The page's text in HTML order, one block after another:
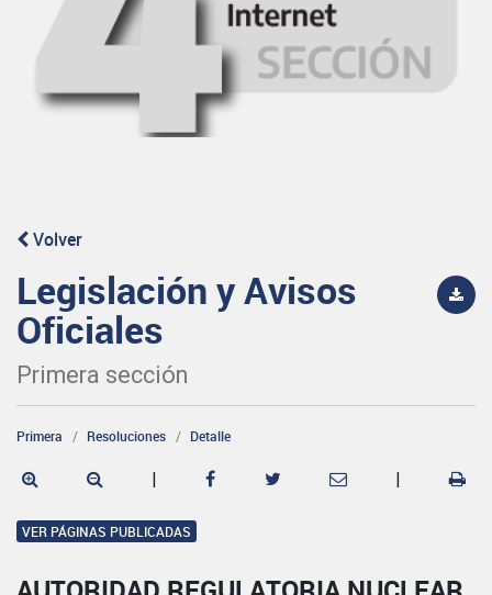
Volver
Legislación y Avisos
Oficiales
Primera sección
Primera Resoluciones Detalle
| |
VER PÁGINAS PUBLICADAS